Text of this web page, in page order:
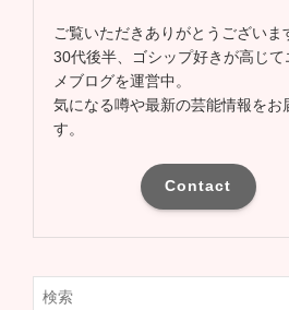
ご覧いただきありがとうございま
30代後半、ゴシップ好きが高じて
メブログを運営中。
気になる噂や最新の芸能情報をお
す。
Contact